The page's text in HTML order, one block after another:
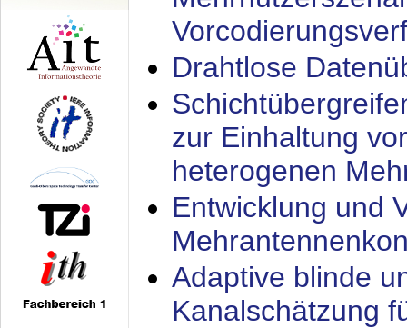
Drahtlose
zur Einhaltung
heterogenen
Entwicklung und
Adaptive blinde
Kanalschätzung